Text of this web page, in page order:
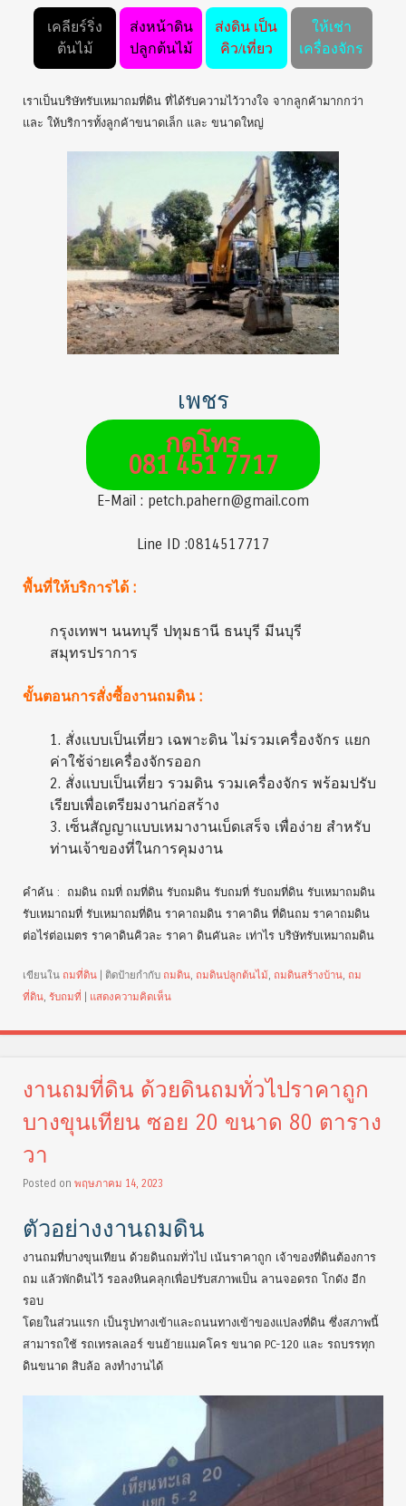
เคลียร์ริ่ง
ต้นไม้
ส่งหน้าดิน
ปลูกต้นไม้
ส่งดิน เป็น
คิว/เที่ยว
ให้เช่า
เครื่องจักร
เราเป็นบริษัทรับเหมาถมที่ดิน ที่ได้รับความไว้วางใจ จากลูกค้ามากกว่า
และ ให้บริการทั้งลูกค้าขนาดเล็ก และ ขนาดใหญ่
เพชร
กดโทร
081 451 7717
E-Mail : petch.pahern@gmail.com
Line ID :0814517717
พื้นที่ให้บริการได้ :
กรุงเทพฯ นนทบุรี ปทุมธานี ธนบุรี มีนบุรี
สมุทรปราการ
ขั้นตอนการสั่งซื้องานถมดิน :
1. สั่งแบบเป็นเที่ยว เฉพาะดิน ไม่รวมเครื่องจักร แยก
ค่าใช้จ่ายเครื่องจักรออก
2. สั่งแบบเป็นเที่ยว รวมดิน รวมเครื่องจักร พร้อมปรับ
เรียบเพื่อเตรียมงานก่อสร้าง
3. เซ็นสัญญาแบบเหมางานเบ็ดเสร็จ เพื่อง่าย สำหรับ
ท่านเจ้าของที่ในการคุมงาน
คำค้น : ถมดิน ถมที่ ถมที่ดิน รับถมดิน รับถมที่ รับถมที่ดิน รับเหมาถมดิน
รับเหมาถมที่ รับเหมาถมที่ดิน ราคาถมดิน ราคาดิน ที่ดินถม ราคาถมดิน
ต่อไร่ต่อเมตร ราคาดินคิวละ ราคา ดินคันละ เท่าไร บริษัทรับเหมาถมดิน
เขียนใน ถมที่ดิน | ติดป้ายกำกับ ถมดิน ถมดินปลูกต้นไม้ ถมดินสร้างบ้าน ถม
ที่ดิน รับถมที่ | แสดงความคิดเห็น
งานถมที่ดิน ด้วยดินถมทั่วไปราคาถูก
บางขุนเทียน ซอย 20 ขนาด 80 ตาราง
วา
Posted on พฤษภาคม 14, 2023
ตัวอย่างงานถมดิน
งานถมที่บางขุนเทียน ด้วยดินถมทั่วไป เน้นราคาถูก เจ้าของที่ดินต้องการ
ถม แล้วพักดินไว้ รอลงหินคลุกเพื่อปรับสภาพเป็น ลานจอดรถ โกดัง อีก
รอบ
โดยในส่วนแรก เป็นรูปทางเข้าและถนนทางเข้าของแปลงที่ดิน ซึ่งสภาพนี้
สามารถใช้ รถเทรลเลอร์ ขนย้ายแมคโคร ขนาด PC-120 และ รถบรรทุก
ดินขนาด สิบล้อ ลงทำงานได้